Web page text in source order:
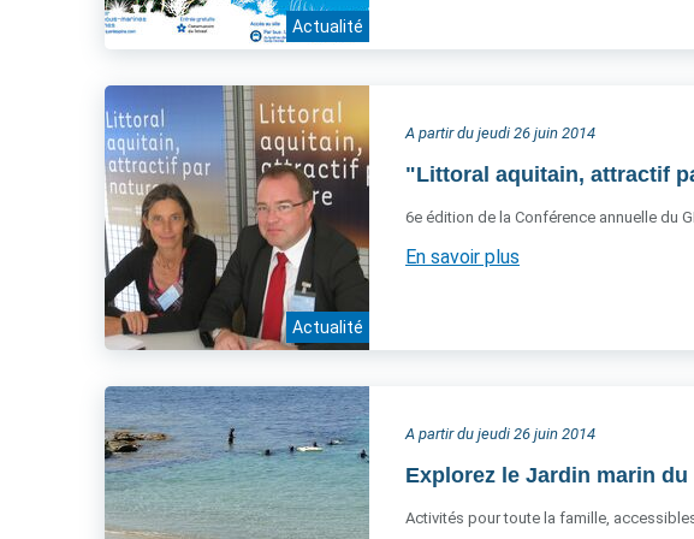
Actualité
Actualité
A partir du jeudi 26 juin 2014
"Littoral aquitain, attractif
6e édition de la Conférence annuelle du
En savoir plus
A partir du jeudi 26 juin 2014
Explorez le Jardin marin
Activités pour toute la famille,